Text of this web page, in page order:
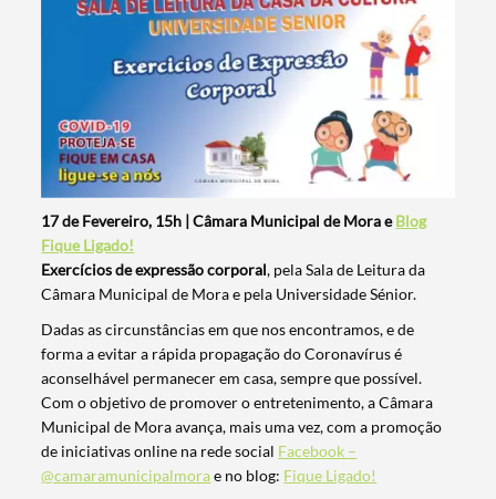
Termo de Pesquisa
17 de Fevereiro, 15h | Câmara Municipal de Mora eBlog
Fique Ligado!
Exercícios de expressão corporal, pela Sala de Leitura da
Câmara Municipal de Mora e pela Universidade Sénior.
Dadas as circunstâncias em que nos encontramos, e de
forma a evitar a rápida propagação do Coronavírus é
aconselhável permanecer em casa, sempre que possível.
Com o objetivo de promover o entretenimento, a Câmara
Municipal de Mora avança, mais uma vez, com a promoção
de iniciativas online na rede social Facebook –
@camaramunicipalmorae no blog: Fique Ligado!